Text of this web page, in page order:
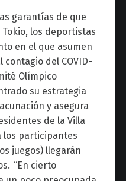
garantías de que
los deportistas
en el que asumen
del COVID-
Olímpico
su estrategia
y asegura
de la Villa
los participantes
juegos) llegarán
“En cierto